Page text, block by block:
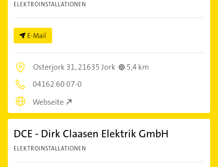
ELEKTROINSTALLATIONEN
E-Mail
Osterjork 31,21635 Jork
5,4 km
04162 60 07-0
Webseite
DCE - Dirk Claasen Elektrik GmbH
ELEKTROINSTALLATIONEN